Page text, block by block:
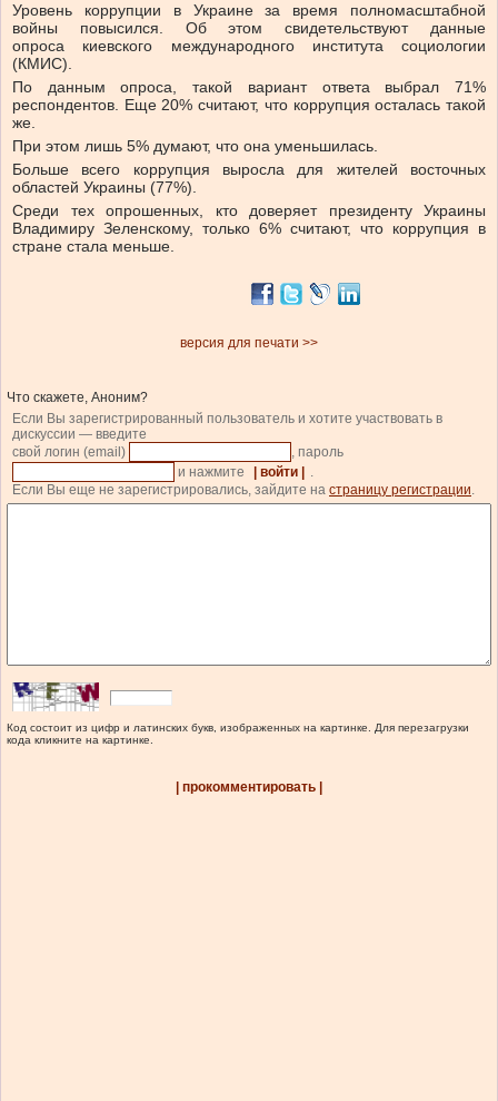
Уровень коррупции в Украине за время полномасштабной
войны повысился. Об этом свидетельствуют данные
опроса киевского международного института социологии
(КМИС).
По данным опроса, такой вариант ответа выбрал 71%
респондентов. Еще 20% считают, что коррупция осталась такой
же.
При этом лишь 5% думают, что она уменьшилась.
Больше всего коррупция выросла для жителей восточных
областей Украины (77%).
Среди тех опрошенных, кто доверяет президенту Украины
Владимиру Зеленскому, только 6% считают, что коррупция в
стране стала меньше.
версия для печати >>
Что скажете, Аноним?
Если Вы зарегистрированный пользователь и хотите участвовать в
дискуссии — введите
свой логин (email)
, пароль
и нажмите
| войти |
.
Если Вы еще не зарегистрировались, зайдите на страницу регистрации.
Код состоит из цифр и латинских букв, изображенных на картинке. Для перезагрузки
кода кликните на картинке.
| прокомментировать |